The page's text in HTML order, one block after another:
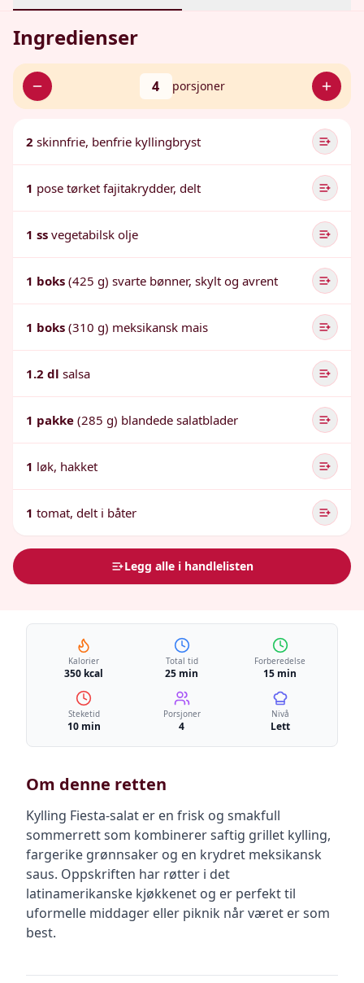
Ingredienser
4 porsjoner
2 skinnfrie, benfrie kyllingbryst
1 pose tørket fajitakrydder, delt
1 ss vegetabilsk olje
1 boks (425 g) svarte bønner, skylt og avrent
1 boks (310 g) meksikansk mais
1.2 dl salsa
1 pakke (285 g) blandede salatblader
1 løk, hakket
1 tomat, delt i båter
Legg alle i handlelisten
Kalorier
350 kcal
Total tid
25 min
Forberedelse
15 min
Steketid
10 min
Porsjoner
4
Nivå
Lett
Om denne retten
Kylling Fiesta-salat er en frisk og smakfull
sommerrett som kombinerer saftig grillet kylling,
fargerike grønnsaker og en krydret meksikansk
saus. Oppskriften har røtter i det
latinamerikanske kjøkkenet og er perfekt til
uformelle middager eller piknik når været er som
best.